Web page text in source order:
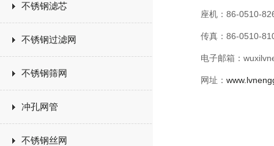
不锈钢滤芯
不锈钢过滤网
不锈钢筛网
冲孔网管
不锈钢丝网
座机：86-0510-
传真：86-0510-
电子邮箱：
网址：